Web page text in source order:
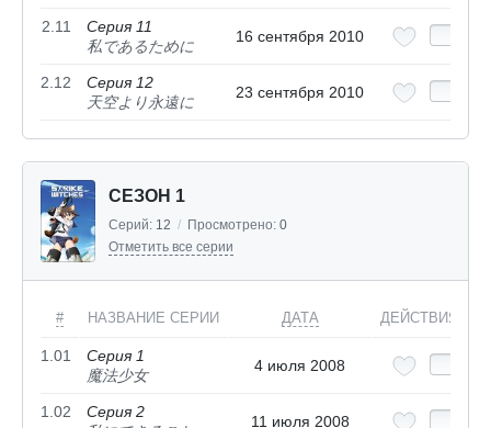
2.11
Серия 11
私であるために
16 сентября 2010
2.12
Серия 12
天空より永遠に
23 сентября 2010
СЕЗОН 1
Серий: 12 / Просмотрено: 0
Отметить все серии
# НАЗВАНИЕ СЕРИИ ДАТА ДЕЙСТВИЯ
1.01
Серия 1
魔法少女
4 июля 2008
1.02
Серия 2
11 июля 2008